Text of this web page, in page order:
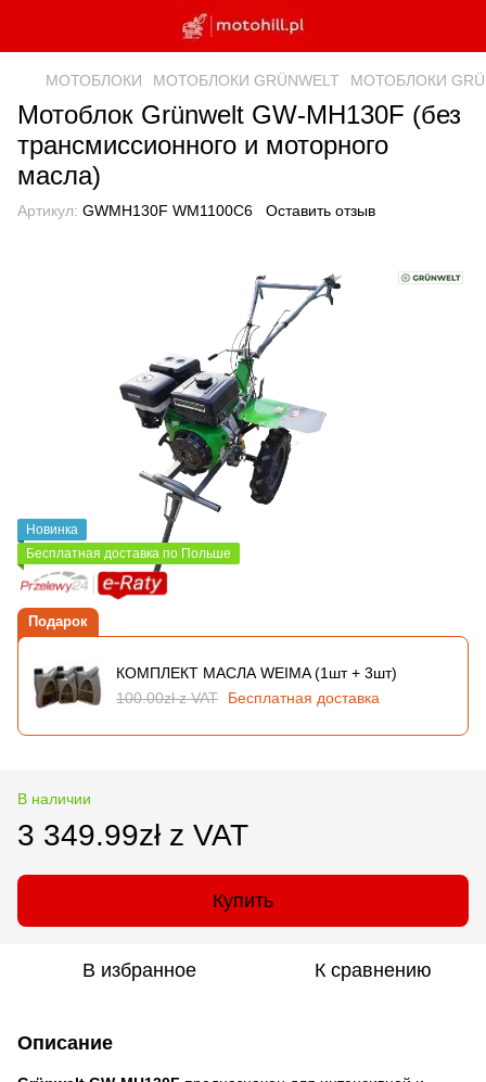
МОТОБЛОКИ МОТОБЛОКИ GRÜNWELT МОТОБЛОКИ
Мотоблок Grünwelt GW-MH130F (без
трансмиссионного и моторного
масла)
Артикул: GWMH130F WM1100C6 Оставить отзыв
Новинка
Бесплатная доставка по Польше
Подарок
КОМПЛЕКТ МАСЛА WEIMA (1шт + 3шт)
100.00zł z VAT
Бесплатная доставка
В наличии
3 349.99zł z VAT
Купить
В избранное К сравнению
Описание